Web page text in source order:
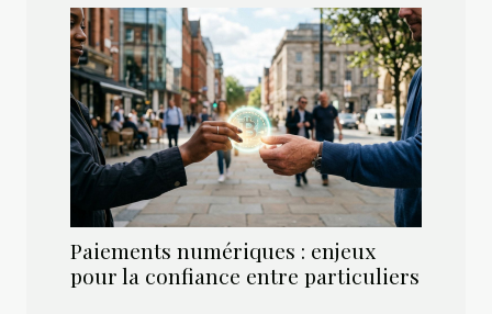
Paiements numériques : enjeux
pour la confiance entre particuliers